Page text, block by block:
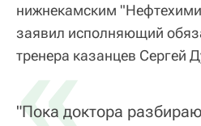
нижнекамским
заявил исполняющий
тренера казанцев Сергей
«
"Пока доктора